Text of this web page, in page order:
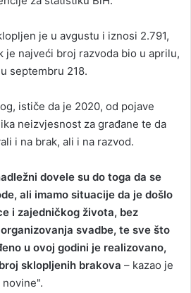
je u avgustu i iznosi 2.791,
je najveći broj razvoda bio u aprilu,
septembru 218.
ističe da je 2020, od pojave
neizvjesnost za građane te da
i na brak, ali i na razvod.
dovele su do toga da se
ali imamo situacije da je došlo
i zajedničkog života, bez
svadbe, te sve što
u ovoj godini je realizovano,
sklopljenih brakova – kazao je